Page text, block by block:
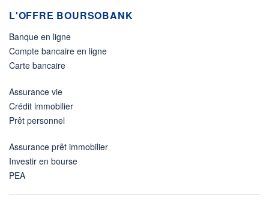
L'OFFRE BOURSOBANK
Banque en ligne
Compte bancaire en ligne
Carte bancaire
Assurance vie
Crédit immobilier
Prêt personnel
Assurance prêt immobilier
Investir en bourse
PEA